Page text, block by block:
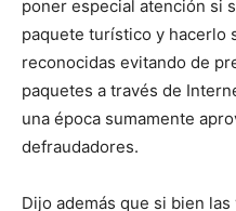
poner especial atención si
paquete turístico y hacerlo
reconocidas evitando de
paquetes a través de
una época sumamente
defraudadores.
Dijo además que si bien